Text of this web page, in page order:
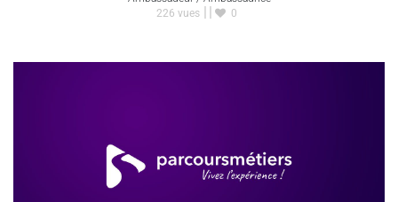
226 vues
0